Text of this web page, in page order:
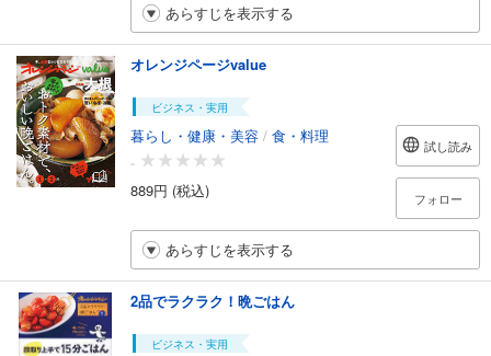
あらすじを表示する
オレンジページvalue
ビジネス・実用
暮らし・健康・美容 / 食・料理
-
889円 (税込)
試し読み
フォロー
あらすじを表示する
2品でラクラク！晩ごはん
ビジネス・実用